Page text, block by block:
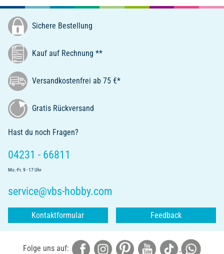
Sichere Bestellung
Kauf auf Rechnung **
Versandkostenfrei ab 75 €*
Gratis Rückversand
Hast du noch Fragen?
04231 - 66811
Mo.-Fr. 9 - 17 Uhr
service@vbs-hobby.com
Kontaktformular Feedback
Folge uns auf: